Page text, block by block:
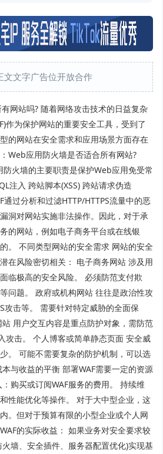
文文字广告位开放合作
网站吗? 随着网络攻击技术的日益复杂
作为保护网站的重要安全工具，受到了
的网站在安全需求和应用场景方面存在
Web应用防火墙是否适合所有网站?
火墙的主要职责是保护Web应用免受常
注入 跨站脚本(XSS) 跨站请求伪造
通过分析和过滤HTTP/HTTPS流量中的恶
洞对网站实施非法操作。因此，对于承
的网站，例如电子商务平台或在线银
。 不同类型网站的安全需求 网站的安全
在风险密切相关： 电子商务网站 涉及用
临极高的安全风险。 必须防范支付欺
问题。 政府或机构网站 往往是政治性攻
攻击等。 需要针对特定威胁的全面保
用户交互内容是重点防护对象，需防范
攻击。 个人博客或简单静态页面 安全威
。 可能不需要复杂的防护机制，可以选
与收益的平衡 部署WAF需要一定的资源
购买或订阅WAF服务的费用。 持续维
性能优化等操作。 对于大中型企业，这
。但对于预算有限的小型企业或个人网
的实际收益： 如果业务对安全要求较
墙、安全插件、服务器配置优化)实现基